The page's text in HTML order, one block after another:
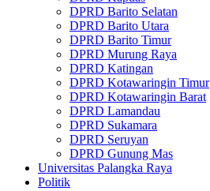
DPRD Barito Selatan
DPRD Barito Utara
DPRD Barito Timur
DPRD Murung Raya
DPRD Katingan
DPRD Kotawaringin Timur
DPRD Kotawaringin Barat
DPRD Lamandau
DPRD Sukamara
DPRD Seruyan
DPRD Gunung Mas
Universitas Palangka Raya
Politik